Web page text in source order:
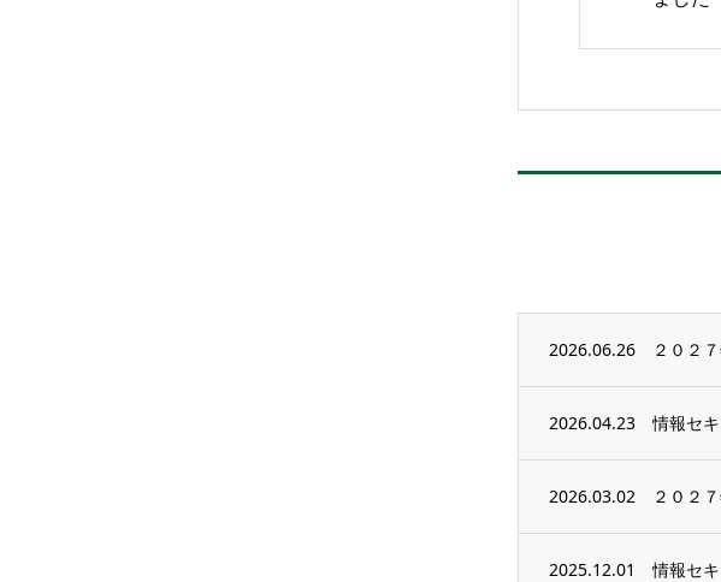
2026.06.26 ２０２
2026.04.23 情報セ
2026.03.02 ２０２
2025.12.01 情報セ